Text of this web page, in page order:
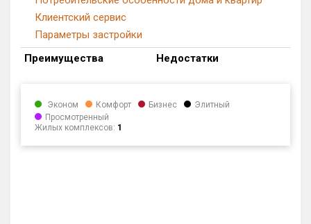
Клиентский сервис
Параметры застройки
Преимущества
Недостатки
Эконом Комфорт Бизнес
Элитный
Просмотренный
Жилых комплексов: 1